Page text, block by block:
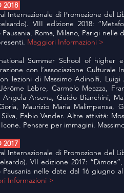
2018
Internazionale di Promozione del
VIII edizione 2018:
Pausania, Roma, Milano, Parigi
Maggiori Informazioni >
Summer School of higher
con l’associazione
lezioni di Massimo Adinolfi,
Lèbre, Carmelo Meazza,
Arsena, Guido Bianchini,
Maurizio Maria Malimpensa,
Fabio Vander. Altre attività:
Pensare per immagini.
2017
Internazionale di Promozione del
VII edizione 2017:
Pausania nelle date dal 16 giugno
Informazioni >